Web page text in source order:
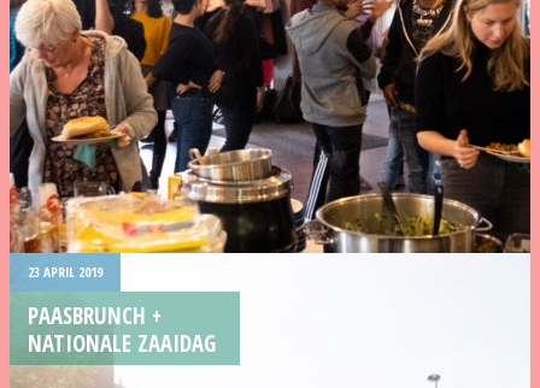
23 APRIL 2019
PAASBRUNCH +
NATIONALE ZAAIDAG